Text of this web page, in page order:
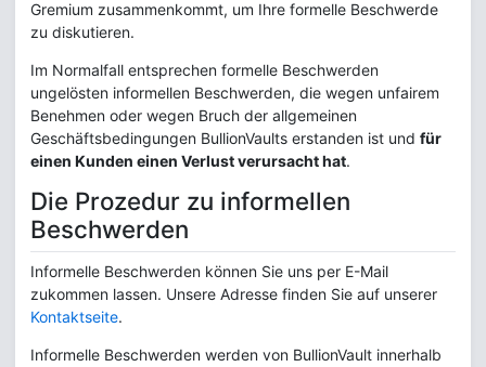
Gremium zusammenkommt, um Ihre formelle Beschwerde
zu diskutieren.
Im Normalfall entsprechen formelle Beschwerden
ungelösten informellen Beschwerden, die wegen unfairem
Benehmen oder wegen Bruch der allgemeinen
Geschäftsbedingungen BullionVaults erstanden ist und für
einen Kunden einen Verlust verursacht hat.
Die Prozedur zu informellen
Beschwerden
Informelle Beschwerden können Sie uns per E-Mail
zukommen lassen. Unsere Adresse finden Sie auf unserer
Kontaktseite.
Informelle Beschwerden werden von BullionVault innerhalb